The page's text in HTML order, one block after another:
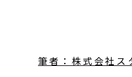
筆者：株式会社ス